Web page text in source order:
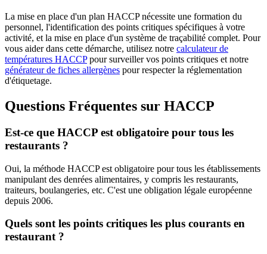
La mise en place d'un plan HACCP nécessite une formation du
personnel, l'identification des points critiques spécifiques à votre
activité, et la mise en place d'un système de traçabilité complet. Pour
vous aider dans cette démarche, utilisez notre calculateur de
températures HACCPpour surveiller vos points critiques et notre
générateur de fiches allergènes pour respecter la réglementation
d'étiquetage.
Questions Fréquentes sur HACCP
Est-ce que HACCP est obligatoire pour tous les
restaurants ?
Oui, la méthode HACCP est obligatoire pour tous les établissements
manipulant des denrées alimentaires, y compris les restaurants,
traiteurs, boulangeries, etc. C'est une obligation légale européenne
depuis 2006.
Quels sont les points critiques les plus courants en
restaurant ?